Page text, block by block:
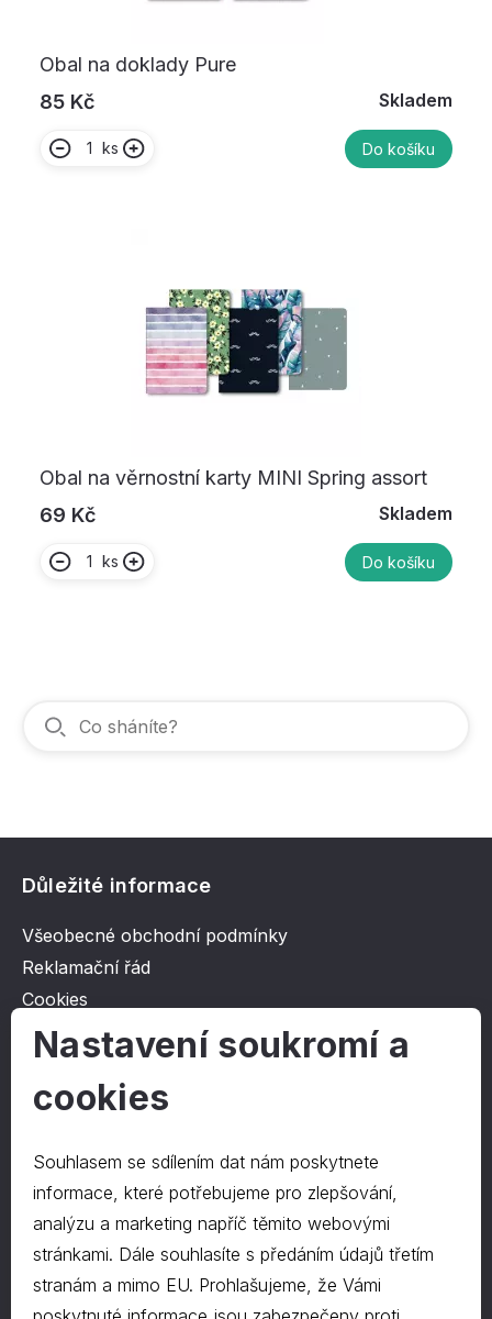
Obal na doklady Pure
85 Kč
Skladem
ks Do košíku
Obal na věrnostní karty MINI Spring assort
69 Kč
Skladem
ks Do košíku
Důležité informace
Všeobecné obchodní podmínky
Reklamační řád
Cookies
Ochrana osobních údajů
O společnosti
Kontakt
O nás
Kontakty
Nastavení soukromí a
cookies
Souhlasem se sdílením dat nám poskytnete
informace, které potřebujeme pro zlepšování,
analýzu a marketing napříč těmito webovými
stránkami. Dále souhlasíte s předáním údajů třetím
stranám a mimo EU. Prohlašujeme, že Vámi